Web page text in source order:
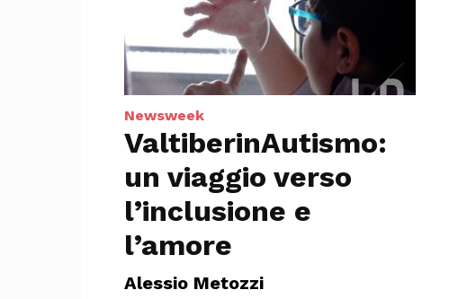
Newsweek
ValtiberinAutismo:
un viaggio verso
l’inclusione e
l’amore
Alessio Metozzi